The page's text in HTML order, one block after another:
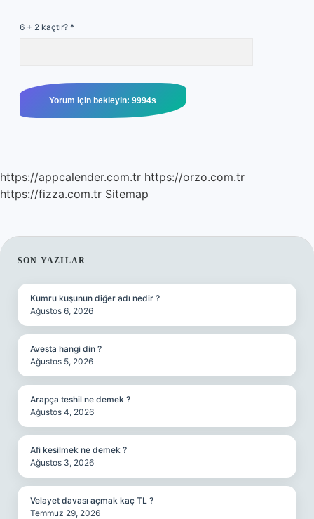
6 + 2 kaçtır? *
https://appcalender.com.tr https://orzo.com.tr
https://fizza.com.tr Sitemap
SIDEBAR
SON YAZILAR
Kumru kuşunun diğer adı nedir ?
Ağustos 6, 2026
Avesta hangi din ?
Ağustos 5, 2026
Arapça teshil ne demek ?
Ağustos 4, 2026
Afi kesilmek ne demek ?
Ağustos 3, 2026
Velayet davası açmak kaç TL ?
Temmuz 29, 2026